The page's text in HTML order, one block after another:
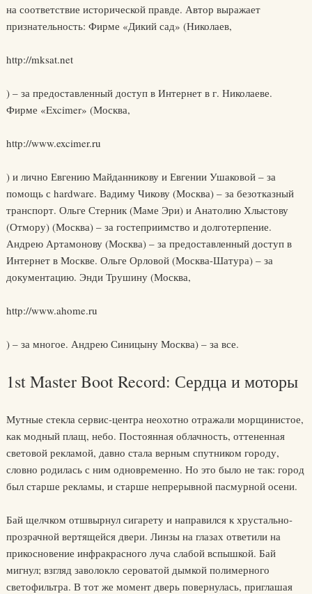
на соответствие исторической правде. Автор выражает
признательность: Фирме «Дикий сад» (Николаев,
http://mksat.net
) – за предоставленный доступ в Интернет в г. Николаеве.
Фирме «Excimer» (Москва,
http://www.excimer.ru
) и лично Евгению Майданникову и Евгении Ушаковой – за
помощь с hardware. Вадиму Чикову (Москва) – за безотказный
транспорт. Ольге Стерник (Маме Эри) и Анатолию Хлыстову
(Отмору) (Москва) – за гостеприимство и долготерпение.
Андрею Артамонову (Москва) – за предоставленный доступ в
Интернет в Москве. Ольге Орловой (Москва-Шатура) – за
документацию. Энди Трушину (Москва,
http://www.ahome.ru
) – за многое. Андрею Синицыну Москва) – за все.
1st Master Boot Record: Сердца и моторы
Мутные стекла сервис-центра неохотно отражали морщинистое,
как модный плащ, небо. Постоянная облачность, оттененная
световой рекламой, давно стала верным спутником городу,
словно родилась с ним одновременно. Но это было не так: город
был старше рекламы, и старше непрерывной пасмурной осени.
Бай щелчком отшвырнул сигарету и направился к хрустально-
прозрачной вертящейся двери. Линзы на глазах ответили на
прикосновение инфракрасного луча слабой вспышкой. Бай
мигнул; взгляд заволокло сероватой дымкой полимерного
светофильтра. В тот же момент дверь повернулась, приглашая